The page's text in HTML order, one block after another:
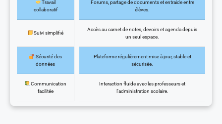
Travail
collaboratif
Forums, partage de documents et entraide entre
élèves.
Suivi simplifié
Accès au carnet de notes, devoirs et agenda depuis
un seul espace.
Sécurité des
données
Plateforme régulièrement mise à jour, stable et
sécurisée.
Communication
facilitée
Interaction fluide avec les professeurs et
l’administration scolaire.